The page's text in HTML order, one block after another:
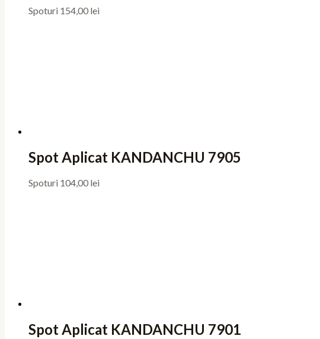
Spoturi 154,00 lei
Spot Aplicat KANDANCHU 7905
Spoturi 104,00 lei
Spot Aplicat KANDANCHU 7901